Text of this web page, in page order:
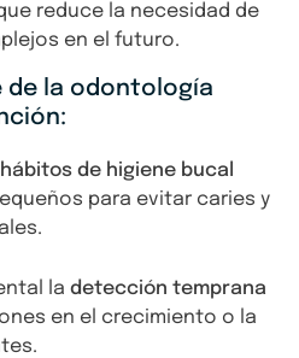
reduce la necesidad de
en el futuro.
de la odontología
hábitos de higiene bucal
para evitar caries y
la detección temprana
en el crecimiento o la